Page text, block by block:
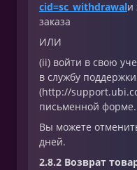
cid=sc_withdrawalи
заказа
ИЛИ
(ii) войти в свою
в службу
(http://
письменной форме.
Вы можете
дней.
2.8.2 Возврат